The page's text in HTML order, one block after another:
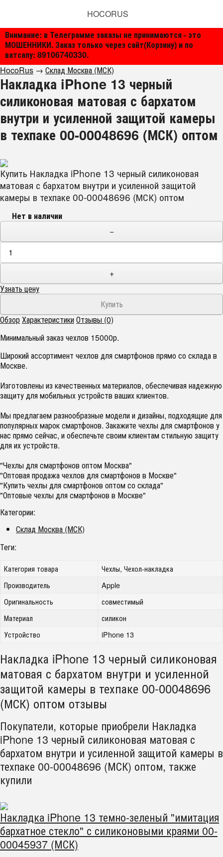
Внимание: в Телеграмме заказы не принимаются - это
МОШЕННИКИ. Заказ только через сайт(Корзину) и по
ватсапу: 89106740330.
HOCORUS
HocoRus → Склад Москва (МСК)
Накладка iPhone 13 черный
силиконовая матовая с бархатом
внутри и усиленной защитой камеры
в техпаке 00-00048696 (МСК) оптом
Купить Накладка iPhone 13 черный силиконовая
матовая с бархатом внутри и усиленной защитой
камеры в техпаке 00-00048696 (МСК) оптом
Нет в наличии
−
+
Узнать цену
ОбзорХарактеристикиОтзывы (0)
Минимальный заказ чехлов 15000р.
Широкий ассортимент чехлов для смартфонов прямо со склада в
Москве.
Изготовлены из качественных материалов, обеспечивая надежную
защиту для мобильных устройств ваших клиентов.
Мы предлагаем разнообразные модели и дизайны, подходящие для
популярных марок смартфонов. Закажите чехлы для смартфонов у
нас прямо сейчас, и обеспечьте своим клиентам стильную защиту
для их устройств.
"Чехлы для смартфонов оптом Москва"
"Оптовая продажа чехлов для смартфонов в Москве"
"Купить чехлы для смартфонов оптом со склада"
"Оптовые чехлы для смартфонов в Москве"
Категории:
Склад Москва (МСК)
Теги:
Категория товара
Чехлы, Чехол-накладка
Производитель
Apple
Оригинальность
совместимый
Материал
силикон
Устройство
iPhone 13
Накладка iPhone 13 черный силиконовая
матовая с бархатом внутри и усиленной
защитой камеры в техпаке 00-00048696
(МСК) оптом отзывы
Покупатели, которые приобрели Накладка
iPhone 13 черный силиконовая матовая с
бархатом внутри и усиленной защитой камеры в
техпаке 00-00048696 (МСК) оптом, также
купили
Накладка iPhone 13 темно-зеленый "имитация
бархатное стекло" с силиконовыми краями 00-
00045937 (МСК)